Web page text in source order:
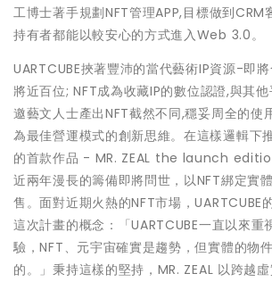
工博士著手規劃NFT管理APP,目標做到CRM
持有者都能以較安心的方式進入Web 3.0。
UARTCUBE挾著豐沛的當代藝術IP資源-即
將近百位; NFT成為收藏IP的數位認證,與其
邀藝文人士產出NFT截然不同,穩妥周全的使
為最佳營運模式的創新思維。在這樣邏輯下
的首款作品 - MR. ZEAL the launch
近兩年漫長的籌備即將問世，以NFT綁定實
售。面對近期火熱的NFT市場，UARTCUBE
這次計畫的概念：「UARTCUBE一直以來重
驗，NFT、元宇宙確實是趨勢，但實體的物
的。」秉持這樣的堅持，MR. ZEAL 以跨越